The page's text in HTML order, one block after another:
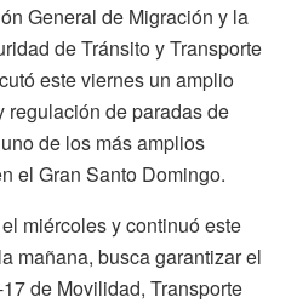
General de Migración y la
de Tránsito y Transporte
este viernes un amplio
de paradas de
de los más amplios
el Gran Santo Domingo.
miércoles y continuó este
mañana, busca garantizar el
de Movilidad, Transporte